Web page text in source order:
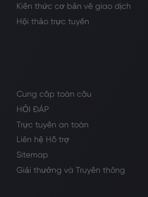
Kiến thức cơ bản về giao dịch
Hội thảo trực tuyến
Cung cấp toàn cầu
HỎI ĐÁP
Trực tuyến an toàn
Liên hệ Hỗ trợ
Sitemap
Giải thưởng và Truyền thông